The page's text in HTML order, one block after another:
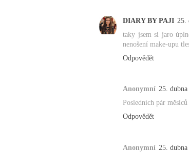
DIARY BY PAJI 25.
taky jsem si jaro
nenošení make-upu
Odpovědět
Anonymní 25.
Posledních pár
Odpovědět
Anonymní 25.